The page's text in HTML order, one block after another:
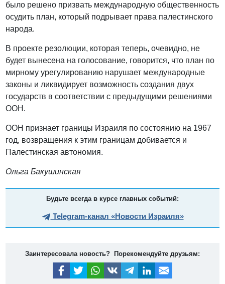
было решено призвать международную общественность
осудить план, который подрывает права палестинского
народа.
В проекте резолюции, которая теперь, очевидно, не
будет вынесена на голосование, говорится, что план по
мирному урегулированию нарушает международные
законы и ликвидирует возможность создания двух
государств в соответствии с предыдущими решениями
ООН.
ООН признает границы Израиля по состоянию на 1967
год, возвращения к этим границам добивается и
Палестинская автономия.
Ольга Бакушинская
Будьте всегда в курсе главных событий:
Telegram-канал «Новости Израиля»
Заинтересовала новость? Порекомендуйте друзьям: